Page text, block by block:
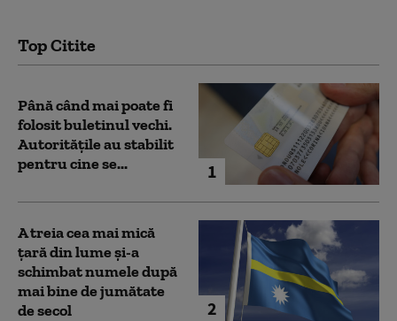
Top Citite
1
Până când mai poate fi
folosit buletinul vechi.
Autoritățile au stabilit
pentru cine se...
2
A treia cea mai mică
țară din lume și-a
schimbat numele după
mai bine de jumătate
de secol